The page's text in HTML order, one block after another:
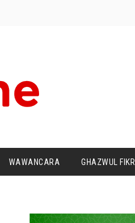
WAWANCARA GHAZWUL FIKRI